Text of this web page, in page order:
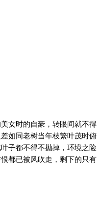
女时的自豪，转眼间就不得
如同老树当年枝繁叶茂时俯
子都不得不抛掉，环境之险
都已被风吹走，剩下的只有